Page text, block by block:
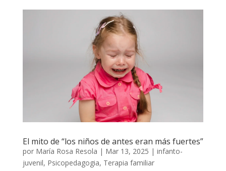
El mito de “los niños de antes eran más fuertes”
por María Rosa Resola | Mar 13, 2025 | infanto-
juvenil, Psicopedagogia, Terapia familiar